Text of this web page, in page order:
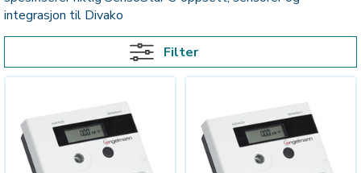
integrasjon til Divako
Filter